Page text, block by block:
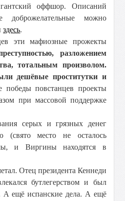
оффшор. Описаний
доброжелательные можно
здесь.
эти мафиозные прожекты
разложением
тотальным произволом.
дешёвые проститутки и
победы повстанцев проекты
при массовой поддержке
серых и грязных денег
(свято место не осталось
и Виргины находятся в
Отец президента Кеннеди
бутлегерством и был
А ещё испанские дела. А ещё